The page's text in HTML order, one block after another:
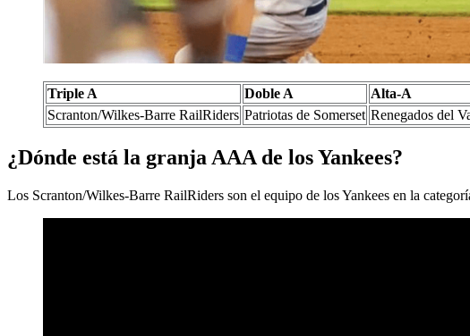
Triple A Doble A Alta-A
Scranton/Wilkes-Barre RailRiders Patriotas de Somerset Renegados del
¿Dónde está la granja AAA de los Yankees?
Los Scranton/Wilkes-Barre RailRiders son el equipo de los Yankees en la